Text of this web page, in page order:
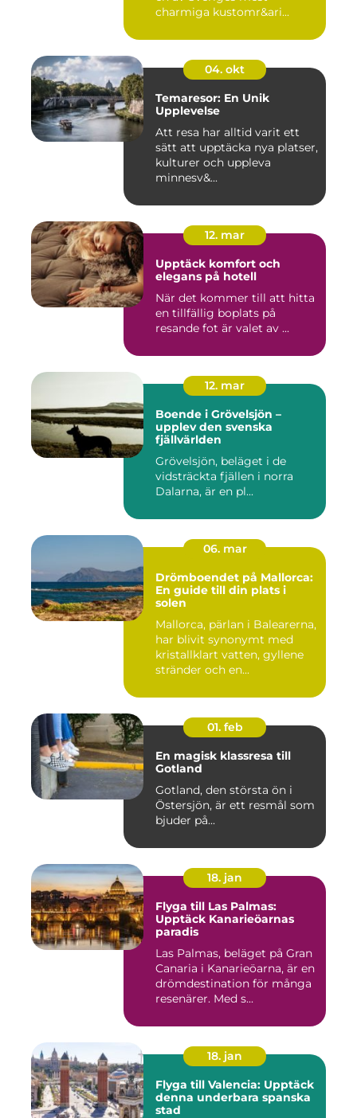
charmiga kustomr&ari...
04. okt
Temaresor: En Unik
Upplevelse
Att resa har alltid varit ett
sätt att upptäcka nya platser,
kulturer och uppleva
minnesv&...
12. mar
Upptäck komfort och
elegans på hotell
När det kommer till att hitta
en tillfällig boplats på
resande fot är valet av ...
12. mar
Boende i Grövelsjön –
upplev den svenska
fjällvärlden
Grövelsjön, beläget i de
vidsträckta fjällen i norra
Dalarna, är en pl...
06. mar
Drömboendet på Mallorca:
En guide till din plats i
solen
Mallorca, pärlan i Balearerna,
har blivit synonymt med
kristallklart vatten, gyllene
stränder och en...
01. feb
En magisk klassresa till
Gotland
Gotland, den största ön i
Östersjön, är ett resmål som
bjuder på...
18. jan
Flyga till Las Palmas:
Upptäck Kanarieöarnas
paradis
Las Palmas, beläget på Gran
Canaria i Kanarieöarna, är en
drömdestination för många
resenärer. Med s...
18. jan
Flyga till Valencia: Upptäck
denna underbara spanska
stad